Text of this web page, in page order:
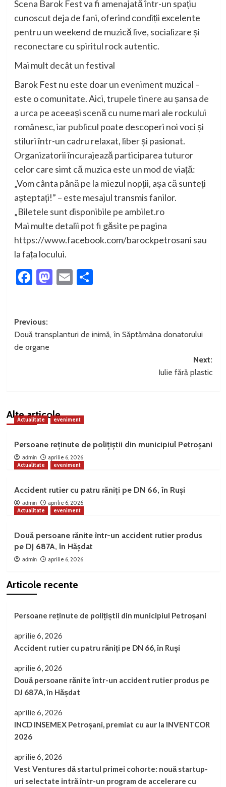
Scena Barok Fest va fi amenajată într-un spațiu
cunoscut deja de fani, oferind condiții excelente
pentru un weekend de muzică live, socializare și
reconectare cu spiritul rock autentic.
Mai mult decât un festival
Barok Fest nu este doar un eveniment muzical –
este o comunitate. Aici, trupele tinere au șansa de
a urca pe aceeași scenă cu nume mari ale rockului
românesc, iar publicul poate descoperi noi voci și
stiluri într-un cadru relaxat, liber și pasionat.
Organizatorii încurajează participarea tuturor
celor care simt că muzica este un mod de viață:
„Vom cânta până pe la miezul nopții, așa că sunteți
așteptați!” – este mesajul transmis fanilor.
„Biletele sunt disponibile pe ambilet.ro
Mai multe detalii pot fi găsite pe pagina
https://www.facebook.com/barockpetrosani sau
la fața locului.
Facebook
Mastodon
EmailPartajează
Post
navigation
Previous:
Două transplanturi de inimă, în Săptămâna donatorului
de organe
Next:
Iulie fără plastic
Alte articole
Actualitate eveniment
Persoane reținute de polițiștii din municipiul Petroșani
admin
aprilie 6, 2026
Actualitate
eveniment
Accident rutier cu patru răniți pe DN 66, în Ruși
admin
aprilie 6, 2026
Actualitate
eveniment
Două persoane rănite într-un accident rutier produs
pe DJ 687A, în Hășdat
admin aprilie 6, 2026
Articole recente
Persoane reținute de polițiștii din municipiul Petroșani
aprilie 6, 2026
Accident rutier cu patru răniți pe DN 66, în Ruși
aprilie 6, 2026
Două persoane rănite într-un accident rutier produs pe
DJ 687A, în Hășdat
aprilie 6, 2026
INCD INSEMEX Petroșani, premiat cu aur la INVENTCOR
2026
aprilie 6, 2026
Vest Ventures dă startul primei cohorte: nouă startup-
uri selectate intră într-un program de accelerare cu